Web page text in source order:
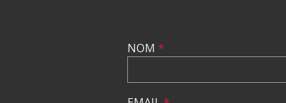
NOM *